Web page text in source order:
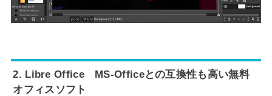
2. Libre Office MS-Officeとの互換性も高い無料
オフィスソフト